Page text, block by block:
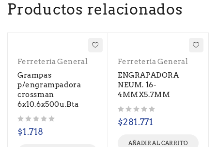
Productos relacionados
Ferretería General
Grampas
p/engrampadora
crossman
6x10.6x500u.Bta
$1.718
Ferretería General
ENGRAPADORA
NEUM. 16-
4MMX5.7MM
$281.771
AÑADIR AL CARRITO